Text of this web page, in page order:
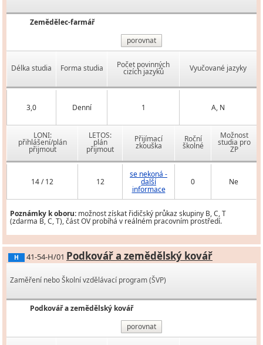
Zemědělec-farmář
porovnat
Délka studia Forma studia Počet povinných
cizích jazyků Vyučované jazyky
3,0 Denní 1 A, N
LONI:
přihlášení/plán
přijmout
LETOS:
plán
přijmout
Přijímací
zkouška
Roční
školné
Možnost
studia pro
ZP
14 / 12 12
se nekoná -
další
informace
0 Ne
Poznámky k oboru: možnost získat řidičský průkaz skupiny B, C, T
(zdarma B, C, T), část OV probíhá v reálném pracovním prostředí.
H 41-54-H/01 Podkovář a zemědělský kovář
Zaměření nebo Školní vzdělávací program (ŠVP)
Podkovář a zemědělský kovář
porovnat